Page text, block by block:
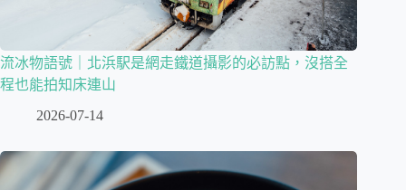
流冰物語號｜北浜駅是網走鐵道攝影的必訪點，沒搭全
程也能拍知床連山
2026-07-14